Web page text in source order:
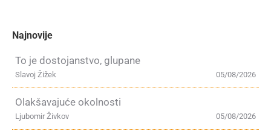
Najnovije
To je dostojanstvo, glupane
05/08/2026
Slavoj Žižek
Olakšavajuće okolnosti
05/08/2026
Ljubomir Živkov